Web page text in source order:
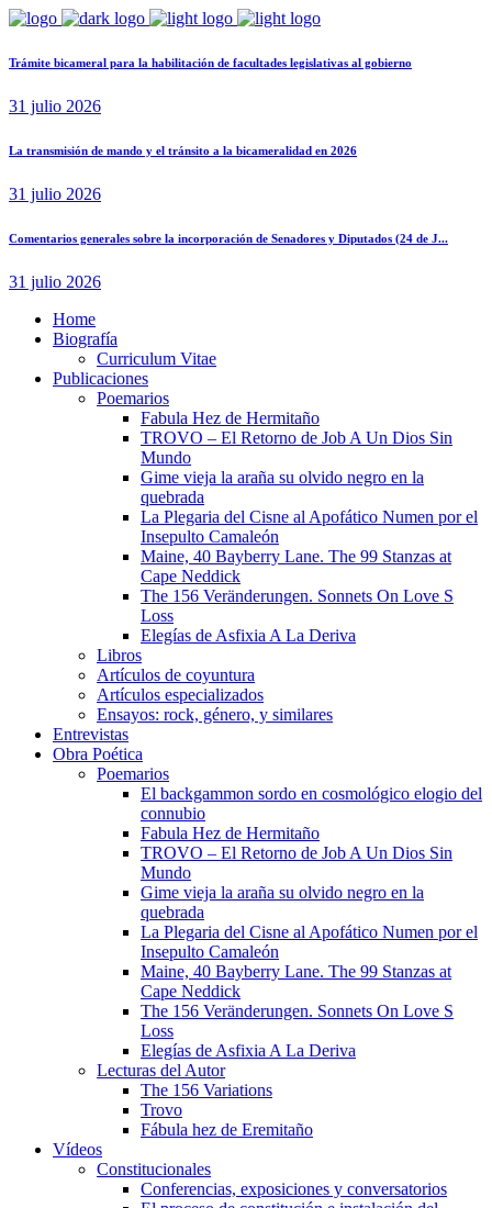
Trámite bicameral para la habilitación de facultades legislativas al gobierno
31 julio 2026
La transmisión de mando y el tránsito a la bicameralidad en 2026
31 julio 2026
Comentarios generales sobre la incorporación de Senadores y Diputados (24 de J...
31 julio 2026
Home
Biografía
Curriculum Vitae​
Publicaciones
Poemarios
Fabula Hez de Hermitaño
TROVO – El Retorno de Job A Un Dios Sin
Mundo
Gime vieja la araña su olvido negro en la
quebrada
La Plegaria del Cisne al Apofático Numen por el
Insepulto Camaleón
Maine, 40 Bayberry Lane. The 99 Stanzas at
Cape Neddick
The 156 Veränderungen. Sonnets On Love S
Loss
Elegías de Asfixia A La Deriva
Libros
Artículos de coyuntura
Artículos especializados
Ensayos: rock, género, y similares
Entrevistas
Obra Poética
Poemarios
El backgammon sordo en cosmológico elogio del
connubio
Fabula Hez de Hermitaño
TROVO – El Retorno de Job A Un Dios Sin
Mundo
Gime vieja la araña su olvido negro en la
quebrada
La Plegaria del Cisne al Apofático Numen por el
Insepulto Camaleón
Maine, 40 Bayberry Lane. The 99 Stanzas at
Cape Neddick
The 156 Veränderungen. Sonnets On Love S
Loss
Elegías de Asfixia A La Deriva
Lecturas del Autor
The 156 Variations
Trovo
Fábula hez de Eremitaño
Vídeos
Constitucionales
Conferencias, exposiciones y conversatorios